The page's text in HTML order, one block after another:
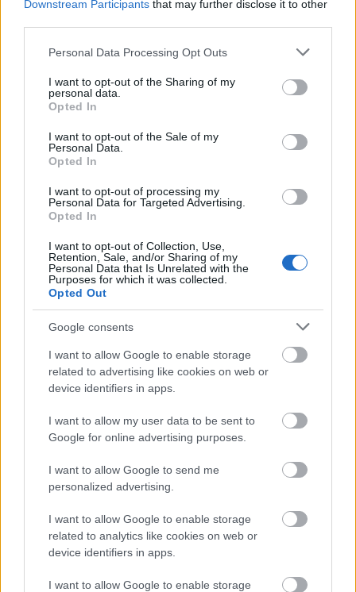
Downstream Participants that may further disclose it to other
Please note that this website/app uses one or more Google
not limited to your visit or usage behaviour. You may click to
grant or deny consent to Google and its third-party tags to
use your data for below specified purposes in below Google
consent section.
Personal Data Processing Opt Outs
I want to opt-out of the Sharing of my
personal data.
Opted In
I want to opt-out of the Sale of my
Personal Data.
Opted In
I want to opt-out of processing my
Personal Data for Targeted Advertising.
Opted In
I want to opt-out of Collection, Use,
Retention, Sale, and/or Sharing of my
Personal Data that Is Unrelated with the
Purposes for which it was collected.
Opted Out
Google consents
I want to allow Google to enable storage
related to advertising like cookies on web or
device identifiers in apps.
I want to allow my user data to be sent to
Google for online advertising purposes.
I want to allow Google to send me
personalized advertising.
I want to allow Google to enable storage
related to analytics like cookies on web or
device identifiers in apps.
I want to allow Google to enable storage
Ζυγός
μπορεί να επηρεαστεί εύκολα από το τι θέλει
κάποιος άλλος, περισσότερο από το τι θέλει ο
ίδιος. Είναι πολύ πιθανό να πείτε "Δεν έχω
στεναχωρήσετε. Βρείτε έναν τρόπο να μοιράζετε τις
αποφάσεις, όπως πχ να διαλέξει ο ένας το φαγητό
Τι σου επιφυλάσσει η αυριανή
μήνας; Ακολούθησε το JennyGr
στοGoogle News
το ζώδιό σου για το μέλλον.